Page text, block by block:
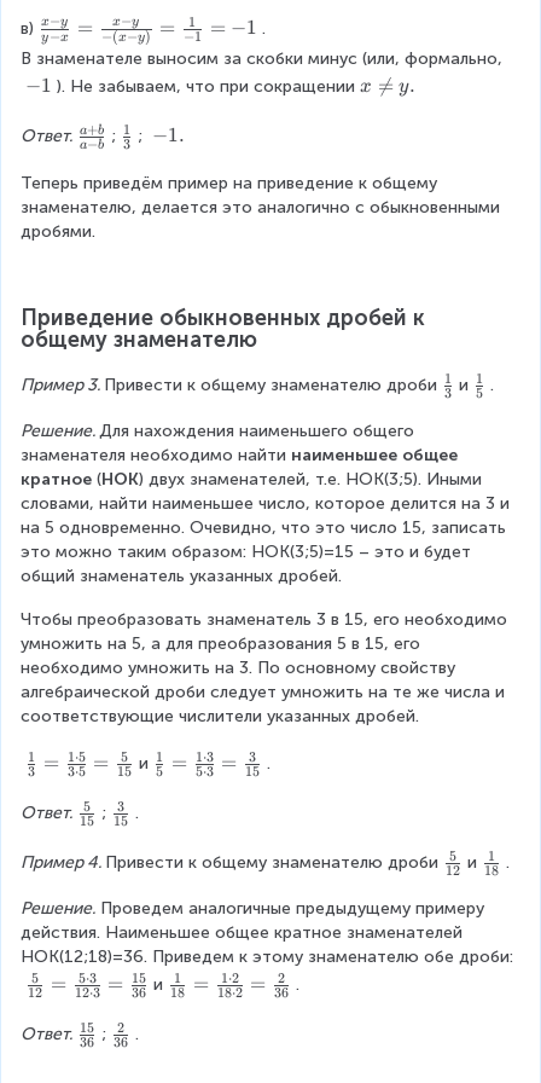
t
3
\
d
t
3
}
a
c
5
}
{
3
}
^
2
\
c
o
3
^
2
\
fr
c
5
}
{
3
}
}
}
{
a
{
}
-
b
2
}
}
b
+
b
^
2
}
{
a
2
}
b
{
2
}
}
=
\
fr
c
{
(
a
+
{
}
{
(
a
-
)
x
+
y
}
6
+
3
y
\
fr
c
2
x
+
y
}
{
3
2
x
+
y
)
=
fr
c
1
}
{
3
\
n
q
в) \
fr
a
x
x
}
\
a
c
{
x
-
y
}
-
(
x
-
y
\
a
{
1
{
1
y−x
x−y = −(x−y)
x−y = −1
1 = −1 .
В знаменателе выносим за скобки минус (или, формально,
-
−1 ). Не забываем, что при сокращении x
q
y
x 
= y.
Ответ. \
a
c
{
}
{
a
b
}
a−b
a+b ; \
r
a
{
3
}
3
1 ; -
.
−1.
Теперь приведём пример на приведение к общему
знаменателю, делается это аналогично с обыкновенными
дробями.
Приведение обыкновенных дробей к
общему знаменателю
Пример 3. Привести к общему знаменателю дроби \
a
c
{
1
}
}
3
1 и \
c
{
1
}
5
1 .
Решение. Для нахождения наименьшего общего
знаменателя необходимо найти наименьшее общее
кратное (НОК) двух знаменателей, т.е. НОК(3;5). Иными
словами, найти наименьшее число, которое делится на 3 и
на 5 одновременно. Очевидно, что это число 15, записать
это можно таким образом: НОК(3;5)=15 – это и будет
общий знаменатель указанных дробей.
Чтобы преобразовать знаменатель 3 в 15, его необходимо
умножить на 5, а для преобразования 5 в 15, его
необходимо умножить на 3. По основному свойству
алгебраической дроби следует умножить на те же числа и
соответствующие числители указанных дробей.
\
a
{
}
{
3
}
=
\
3
1 = 3⋅5
1 ⋅5 = 15
5 и \
{
}
{
5
}
5
1 = 5⋅3
1 ⋅3 = 15
3 .
Ответ. \
r
c
{
5
}
1
5
15
5 ; \
r
c
{
3
}
1
5
15
3 .
Пример 4. Привести к общему знаменателю дроби \
r
a
c
12
5 и \
r
c
18
1 .
Решение. Проведем аналогичные предыдущему примеру
действия. Наименьшее общее кратное знаменателей
НОК(12;18)=36. Приведем к этому знаменателю обе дроби:
\
a
12
5 = 12⋅3
5⋅3 = 36
15 и \
18
1 = 18⋅2
1 ⋅2 = 36
2 .
Ответ. \
36
15 ; \
36
2 .